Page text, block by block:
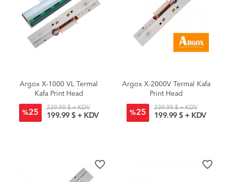
Argox X-1000 VL Termal
Kafa Print Head
%25
239.99 $ + KDV
199.99 $ + KDV
Argox X-2000V Termal Kafa
Print Head
%25
239.99 $ + KDV
199.99 $ + KDV
favorite_border favorite_border